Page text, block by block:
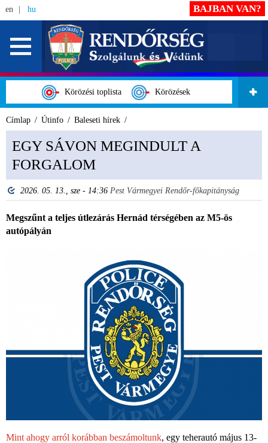
en hu
Körözési toplista Körözések
BAJBAN VAN?
Címlap Útinfo Baleseti hírek
EGY SÁVON MEGINDULT A
FORGALOM
2026. 05. 13., sze - 14:36 Pest Vármegyei Rendőr-főkapitányság
Megszűnt a teljes útlezárás Hernád térségében az M5-ös
autópályán
Mint ahogy arról korábban beszámoltunk, egy teherautó május 13-